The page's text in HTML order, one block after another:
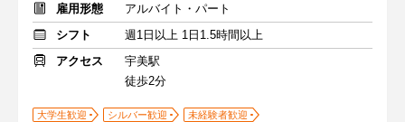
雇用形態
アルバイト・パート
シフト
週1日以上 1日1.5時間以上
アクセス
宇美駅
徒歩2分
大学生歓迎 シルバー歓迎
未経験者歓迎